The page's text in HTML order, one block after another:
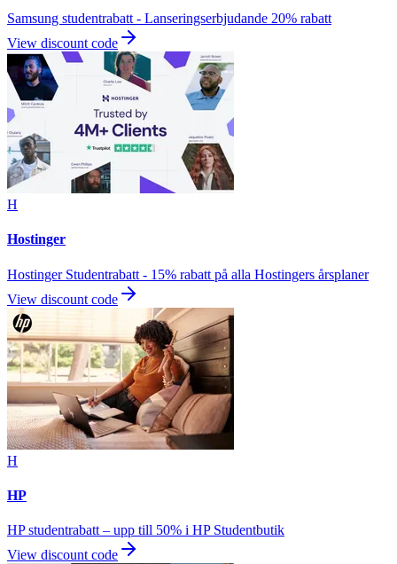
Samsung studentrabatt - Lanseringserbjudande 20% rabatt
View discount code
H
Hostinger
Hostinger Studentrabatt - 15% rabatt på alla Hostingers årsplaner
View discount code
H
HP
HP studentrabatt – upp till 50% i HP Studentbutik
View discount code